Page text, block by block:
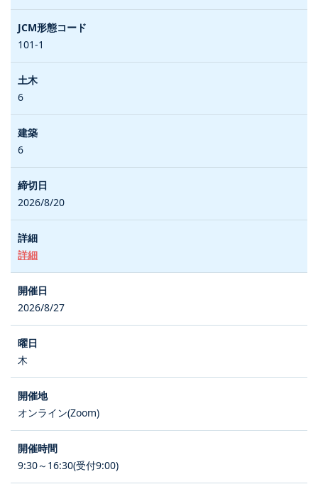
101-1
6
6
2026/8/20
詳細
2026/8/27
木
オンライン(Zoom)
9:30～16:30(受付9:00)